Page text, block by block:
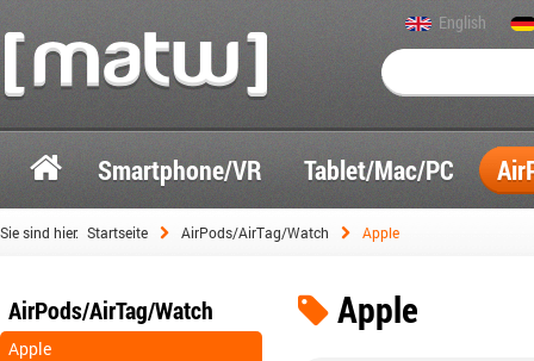
English
Smartphone/VR Tablet/Mac/PC
Sie sind hier: Startseite AirPods/AirTag/Watch Apple
Apple
AirPods/AirTag/Watch
Apple